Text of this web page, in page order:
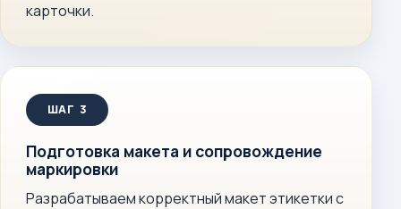
карточки.
Подготовка макета и сопровождение
маркировки
Разрабатываем корректный макет этикетки с